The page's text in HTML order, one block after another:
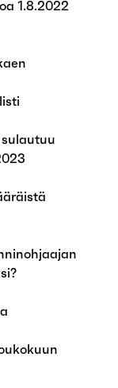
1.8.2022